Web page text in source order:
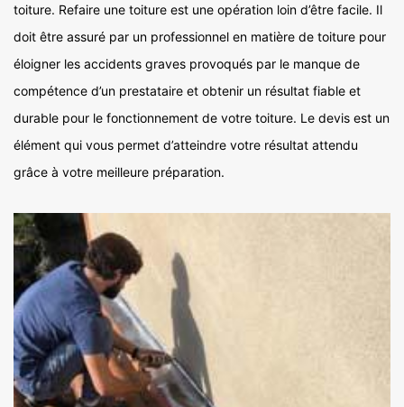
toiture. Refaire une toiture est une opération loin d’être facile. Il
doit être assuré par un professionnel en matière de toiture pour
éloigner les accidents graves provoqués par le manque de
compétence d’un prestataire et obtenir un résultat fiable et
durable pour le fonctionnement de votre toiture. Le devis est un
élément qui vous permet d’atteindre votre résultat attendu
grâce à votre meilleure préparation.